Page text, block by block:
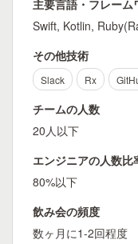
主要言語・フレーム
Swift, Kotlin,
その他技術
Slack Rx
チームの人数
20人以下
エンジニアの人数比
80%以下
飲み会の頻度
数ヶ月に1-2回程度